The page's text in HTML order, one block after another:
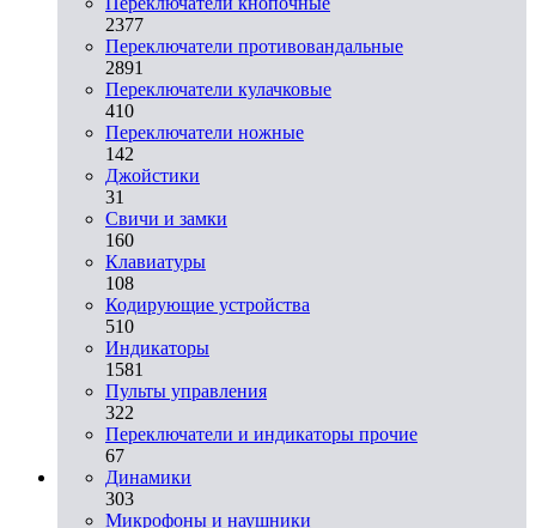
2377
Переключатели противовандальные
2891
Переключатели кулачковые
410
Переключатели ножные
142
Джойстики
31
Свичи и замки
160
Клавиатуры
108
Кодирующие устройства
510
Индикаторы
1581
Пульты управления
322
Переключатели и индикаторы прочие
67
Динамики
303
Микрофоны и наушники